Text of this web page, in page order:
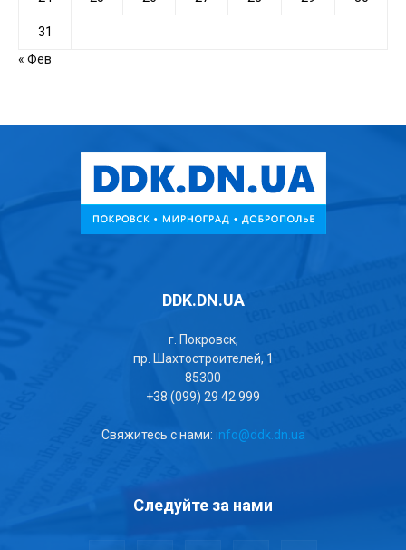
31
« Фев
DDK.DN.UA
г. Покровск,
пр. Шахтостроителей, 1
85300
+38 (099) 29 42 999
Свяжитесь с нами: info@ddk.dn.ua
Следуйте за нами